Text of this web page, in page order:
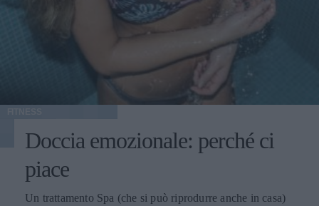
Doccia emozionale: perché ci
piace
Un trattamento Spa (che si può riprodurre anche in casa)